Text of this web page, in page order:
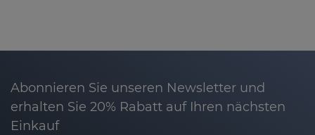
Abonnieren Sie unseren Newsletter und
erhalten Sie 20% Rabatt auf Ihren nächsten
Einkauf